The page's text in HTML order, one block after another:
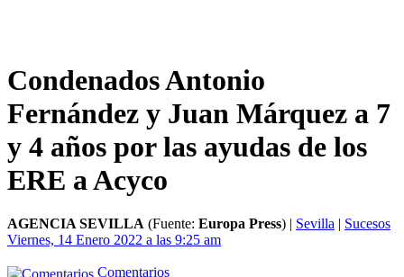
Condenados Antonio
Fernández y Juan Márquez a 7
y 4 años por las ayudas de los
ERE a Acyco
AGENCIA SEVILLA (Fuente: Europa Press) | Sevilla | Sucesos
Viernes, 14 Enero 2022 a las 9:25 am
Comentarios